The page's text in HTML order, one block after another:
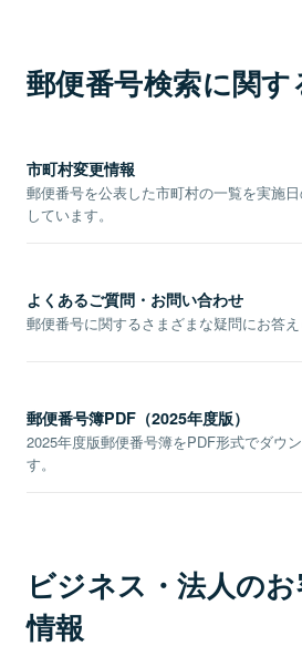
郵便番号検索に関す
市町村変更情報
郵便番号を公表した市町村の一覧を実施
しています。
よくあるご質問・お問い合わせ
郵便番号に関するさまざまな疑問にお答え
郵便番号簿PDF（2025年度版）
2025年度版郵便番号簿をPDF形式でダウ
す。
ビジネス・法人の
情報